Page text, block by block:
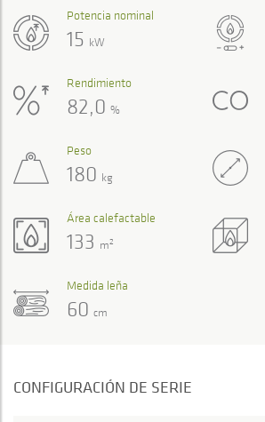
Potencia nominal
15 kW
Rendimiento
82,0 %
Área calefactable
133 m2
Peso
180 kg
Medida leña
60 cm
CONFIGURACIÓN DE SERIE